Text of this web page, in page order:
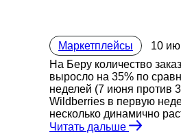
Маркетплейсы
10
На Беру количество
выросло на 35% по
неделей (7 июня против
Wildberries в первую
несколько динамично
Читать дальше